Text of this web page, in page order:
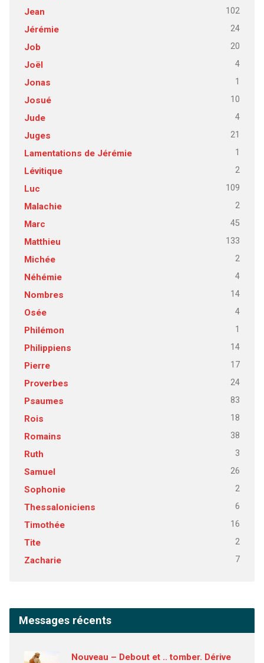
Jean 102
Jérémie 24
Job 20
Joël 4
Jonas 1
Josué 10
Jude 4
Juges 21
Lamentations de Jérémie 1
Lévitique 2
Luc 109
Malachie 2
Marc 45
Matthieu 133
Michée 2
Néhémie 4
Nombres 14
Osée 4
Philémon 1
Philippiens 14
Pierre 17
Proverbes 24
Psaumes 83
Rois 18
Romains 38
Ruth 3
Samuel 26
Sophonie 2
Thessaloniciens 6
Timothée 16
Tite 2
Zacharie 7
Messages récents
Nouveau – Debout et .. tomber. Dérive